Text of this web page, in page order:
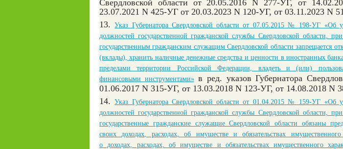
Свердловской области от 20.05.2016 N 277-УГ, от
23.07.2021 N 425-УГ от 20.03.2023 N 120-УГ, от 03.11.2023 N
13.Указ Губернатора Свердловской области от 07.05.2015 № 198-УГ «Об
должностей государственной гражданской службы Свердловской области,
государственным гражданским служащим Свердловской области запрещается
(вклады), хранить наличные денежные средства и ценности в иностранных
пределами территории Российской Федерации, владеть и (или)
финансовыми инструментами» в ред. указов Губернатора
01.06.2017 N 315-УГ, от 13.03.2018 N 123-УГ, от 14.08.2018 N
14.Указ Губернатора Свердловской области от 01.04.2015 № 159-УГ «Об
должностей государственной гражданской службы Свердловской области,
государственные гражданские служащие Свердловской области обязаны
своих доходах, расходах, об имуществе и обязательствах
о доходах, расходах, об имуществе и обязательствах имущественного